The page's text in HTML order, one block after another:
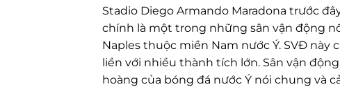
Stadio Diego Armando Maradona trước
chính là một trong những sân vận động
Naples thuộc miền Nam nước Ý. SVĐ này
liền với nhiều thành tích lớn. Sân vận
hoàng của bóng đá nước Ý nói chung và